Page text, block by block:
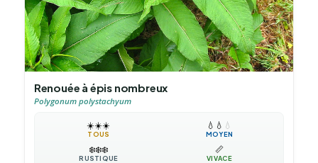
Renouée à épis nombreux
Polygonum polystachyum
☀️☀️☀️
TOUS
💧 💧 💧
MOYEN
❄️❄️❄️
RUSTIQUE
📏
VIVACE